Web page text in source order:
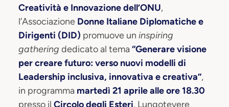
Creatività e Innovazione dell’ONU,
l’Associazione Donne Italiane Diplomatiche e
Dirigenti (DID) promuove un inspiring
gathering dedicato al tema“Generare visione
per creare futuro: verso nuovi modelli di
Leadership inclusiva, innovativa e creativa”,
in programma martedì 21 aprile alle ore 18.30
presso il Circolo degli Esteri, Lungotevere